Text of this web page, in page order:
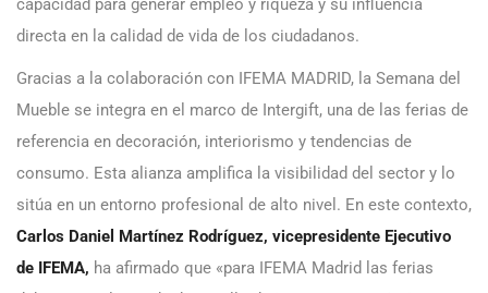
capacidad para generar empleo y riqueza y su influencia
directa en la calidad de vida de los ciudadanos.
Gracias a la colaboración con IFEMA MADRID, la Semana del
Mueble se integra en el marco de Intergift, una de las ferias de
referencia en decoración, interiorismo y tendencias de
consumo. Esta alianza amplifica la visibilidad del sector y lo
sitúa en un entorno profesional de alto nivel. En este contexto,
Carlos Daniel Martínez Rodríguez, vicepresidente Ejecutivo
de IFEMA, ha afirmado que «para IFEMA Madrid las ferias